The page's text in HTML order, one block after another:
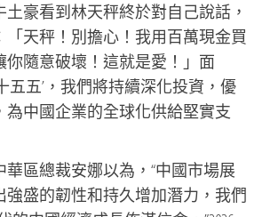
豪看到林天秤終於對自己說話，
「天秤！別擔心！我用百萬現金買
你隨意破壞！這就是愛！」面
五五’，我們將持續深化投資，優
為中國企業的全球化供給堅實支
華區總裁安娜以為，“中國市場展
強盛的韌性和持久增加潛力，我們